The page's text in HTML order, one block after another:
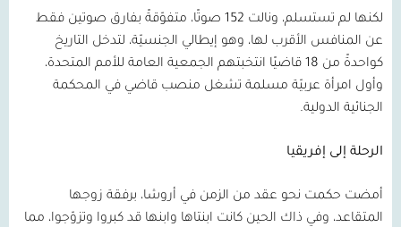
لكنها لم تستسلم، ونالت 152 صوتًا، متفوّقةً بفارق صوتين فقط
عن المنافس الأقرب لها، وهو إيطالي الجنسيّة، لتدخل التاريخ
كواحدةً من 18 قاضيًا انتخبتهم الجمعية العامة للأمم المتحدة،
وأول امرأة عربيّة مسلمة تشغل منصب قاضي في المحكمة
الجنائية الدولية.
الرحلة إلى إفريقيا
أمضت حكمت نحو عقد من الزمن في أروشا، برفقة زوجها
المتقاعد، وفي ذاك الحين كانت ابنتاها وابنها قد كبروا وتزوّجوا، مما